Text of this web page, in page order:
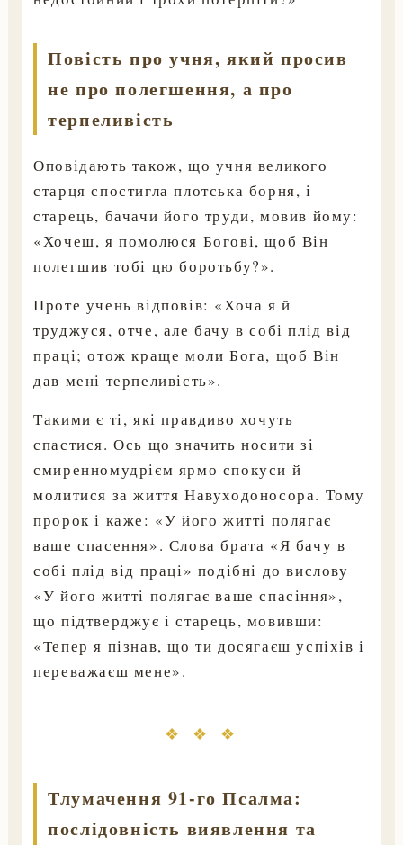
Повість про учня, який просив
не про полегшення, а про
терпеливість
Оповідають також, що учня великого
старця спостигла плотська борня, і
старець, бачачи його труди, мовив йому:
«Хочеш, я помолюся Богові, щоб Він
полегшив тобі цю боротьбу?».
Проте учень відповів: «Хоча я й
труджуся, отче, але бачу в собі плід від
праці; отож краще моли Бога, щоб Він
дав мені терпеливість».
Такими є ті, які правдиво хочуть
спастися. Ось що значить носити зі
смиренномудрієм ярмо спокуси й
молитися за життя Навуходоносора. Тому
пророк і каже: «У його житті полягає
ваше спасення». Слова брата «Я бачу в
собі плід від праці» подібні до вислову
«У його житті полягає ваше спасіння»,
що підтверджує і старець, мовивши:
«Тепер я пізнав, що ти досягаєш успіхів і
переважаєш мене».
❖ ❖ ❖
Тлумачення 91-го Псалма:
послідовність виявлення та